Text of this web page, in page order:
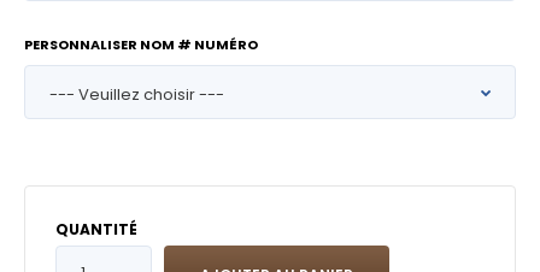
PERSONNALISER NOM # NUMÉRO
QUANTITÉ